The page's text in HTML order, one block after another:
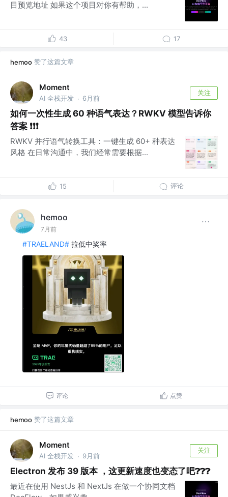
目预览地址 如果这个项目对你有帮助，...
43 17
hemoo 赞了这篇文章
Moment
AI 全栈开发 · 6月前
关注
如何一次性生成 60 种语气表达？RWKV 模型告诉你
答案 ❗❗❗
RWKV 并行语气转换工具：一键生成 60+ 种表达
风格 在日常沟通中，我们经常需要根据...
15 评论
hemoo
7月前
#TRAELAND# 拉低中奖率
评论 点赞
hemoo 赞了这篇文章
Moment
AI 全栈开发 · 9月前
关注
Electron 发布 39 版本 ，这更新速度也变态了吧❓︎❓︎❓︎
最近在使用 NestJs 和 NextJs 在做一个协同文档